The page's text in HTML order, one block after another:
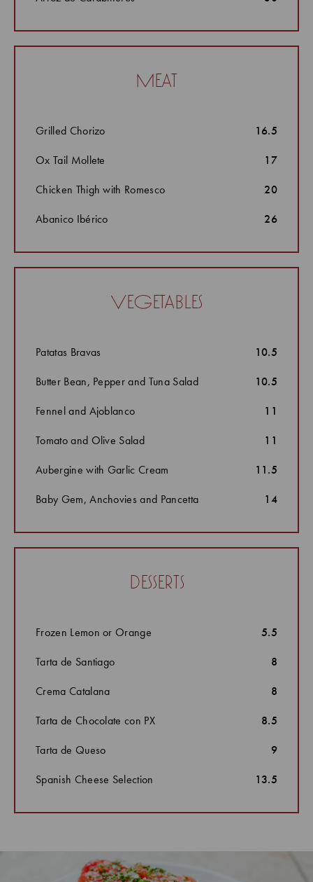
meat
Grilled Chorizo
16.5
Ox Tail Mollete
17
Chicken Thigh with Romesco
20
Abanico Ibérico
26
vegetables
Patatas Bravas
10.5
Butter Bean, Pepper and Tuna Salad
10.5
Fennel and Ajoblanco
11
Tomato and Olive Salad
11
Aubergine with Garlic Cream
11.5
Baby Gem, Anchovies and Pancetta
14
desserts
Frozen Lemon or Orange
5.5
Tarta de Santiago
8
Crema Catalana
8
Tarta de Chocolate con PX
8.5
Tarta de Queso
9
Spanish Cheese Selection
13.5